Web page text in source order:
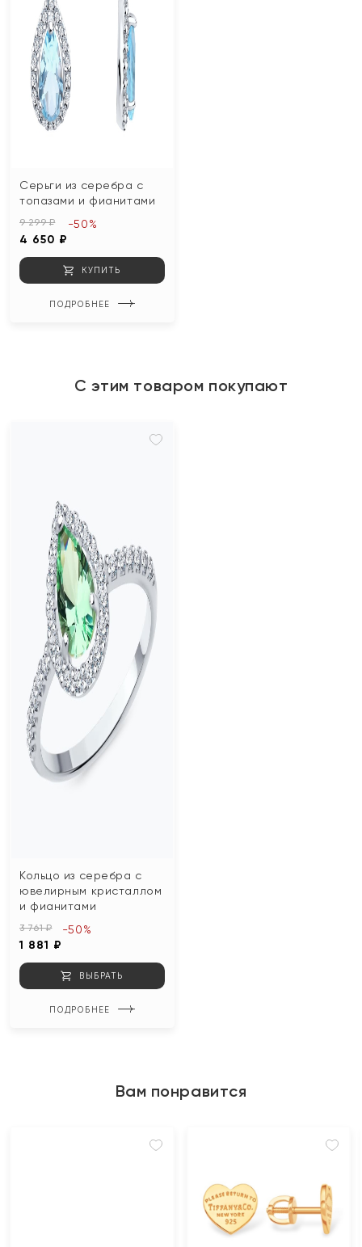
Серьги из серебра с
топазами и фианитами
9 299 ₽
4 650 ₽
-50%
КУПИТЬ
ПОДРОБНЕЕ
С этим товаром покупают
Кольцо из серебра с
ювелирным кристаллом
и фианитами
3 761 ₽
1 881 ₽
-50%
ВЫБРАТЬ
ПОДРОБНЕЕ
Вам понравится